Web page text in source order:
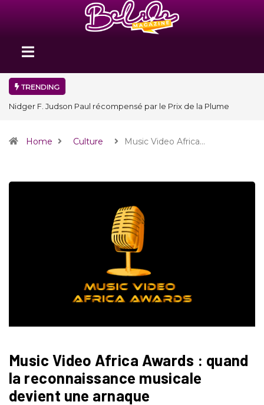
TRENDING
Nidger F. Judson Paul récompensé par le Prix de la Plume
Home Culture Music Video Africa…
Music Video Africa Awards : quand
la reconnaissance musicale
devient une arnaque